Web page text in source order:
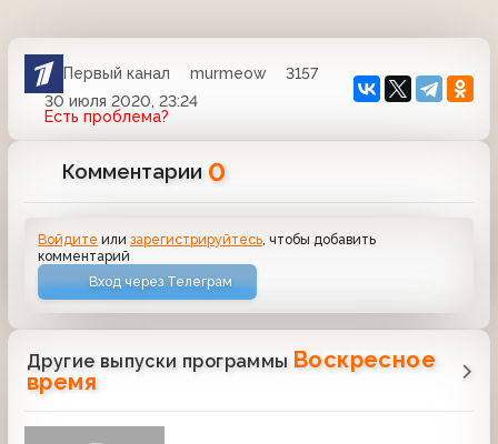
Первый канал murmeow
3157
30 июля 2020, 23:24
Есть проблема?
Комментарии 0
Войдите илизарегистрируйтесь , чтобы добавить
комментарий
Вход через Телеграм
Другие выпуски программы Воскресное
время